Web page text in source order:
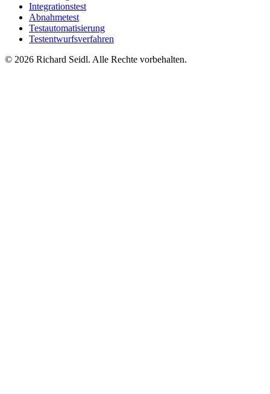
Integrationstest
Abnahmetest
Testautomatisierung
Testentwurfsverfahren
© 2026 Richard Seidl. Alle Rechte vorbehalten.